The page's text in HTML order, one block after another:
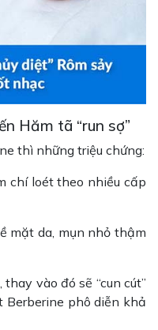
Hăm tã “run sợ”
thì những triệu chứng:
chí loét theo nhiều cấp
mặt da, mụn nhỏ thậm
vào đó sẽ “cun cút”
phô diễn khả